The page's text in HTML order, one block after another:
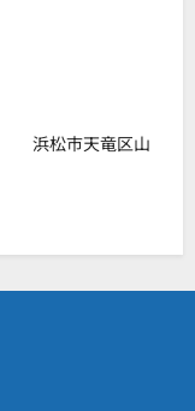
松市天竜区山